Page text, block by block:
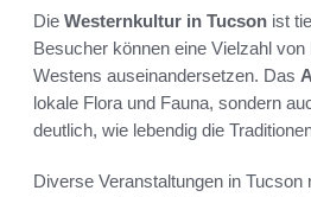
Die Westernkultur in Tucson ist
Besucher können eine Vielzahl
Westens auseinandersetzen. Das
lokale Flora und Fauna, sondern
deutlich, wie lebendig die
Diverse Veranstaltungen in